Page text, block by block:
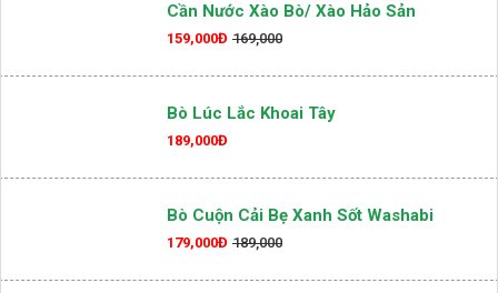
Cần Nước Xào Bò/ Xào Hảo Sản
159,000Đ 169,000
Bò Lúc Lắc Khoai Tây
189,000Đ
Bò Cuộn Cải Bẹ Xanh Sốt Washabi
179,000Đ 189,000